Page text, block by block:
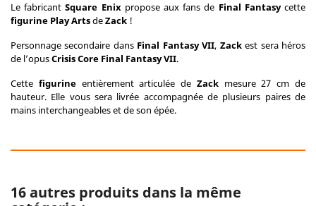
Le fabricantSquare Enixpropose aux fans de Final Fantasycette
figurine Play ArtsdeZack !
Personnage secondaire dans Final Fantasy VII, Zackest sera héros
de l’opusCrisis Core Final Fantasy VII.
Cette figurineentièrement articulée de Zackmesure 27 cm de
hauteur. Elle vous sera livrée accompagnée de plusieurs paires de
mains interchangeables et de son épée.
16 autres produits dans la même